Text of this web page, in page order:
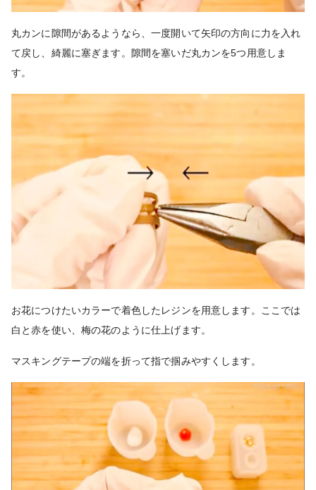
丸カンに隙間があるようなら、一度開いて矢印の方向に力を入れ
て戻し、綺麗に塞ぎます。隙間を塞いだ丸カンを5つ用意しま
す。
お花につけたいカラーで着色したレジンを用意します。ここでは
白と赤を使い、梅の花のように仕上げます。
マスキングテープの端を折って指で掴みやすくします。